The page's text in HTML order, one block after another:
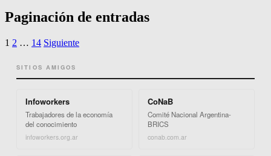
Paginación de entradas
1 2 … 14 Siguiente
SITIOS AMIGOS
Infoworkers
Trabajadores de la economía
del conocimiento
infoworkers.org.ar
CoNaB
Comité Nacional Argentina-
BRICS
conab.com.ar